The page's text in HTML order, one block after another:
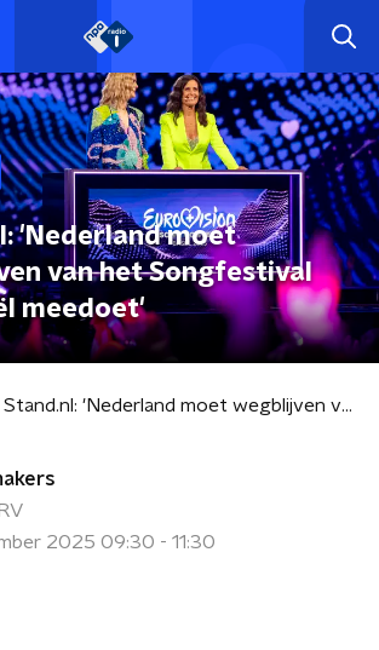
'Nederland moet
van het Songfestival
meedoet'
Stand.nl: 'Nederland moet wegblijven van het Songfestival als Israël meedoet'
2025 09:30 - 11:30